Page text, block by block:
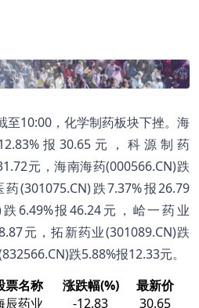
至10:00，化学制药板块下挫。海
报30.65元，科源制药
元，海南海药(000566.CN)跌
(301075.CN)跌7.37%报26.79
6.49%报46.24元，峆一药业
元，拓新药业(301089.CN)跌
跌5.88%报12.33元。
票名称 涨跌幅(%)
最新价
辰药业 -12.83
30.65